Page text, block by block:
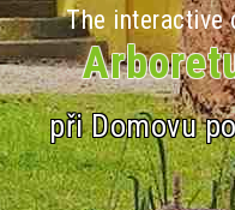
The interactive
při Domovu